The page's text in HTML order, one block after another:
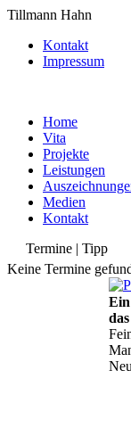
Tillmann Hahn
Kontakt
Impressum
Home
Vita
Projekte
Leistungen
Medien
Kontakt
Termine | Tipp
Keine Termine